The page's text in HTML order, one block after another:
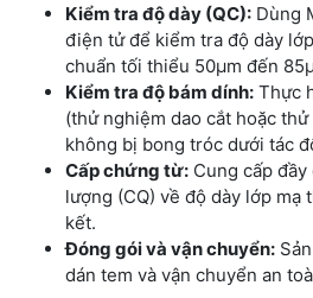
Kiểm tra độ dày (QC): Dùng
điện tử để kiểm tra độ dày
chuẩn tối thiểu 50μm đến
Kiểm tra độ bám dính: Thực
(thử nghiệm dao cắt hoặc
không bị bong tróc dưới tác
Cấp chứng từ: Cung cấp
lượng (CQ) về độ dày lớp mạ
kết.
Đóng gói và vận chuyển:
dán tem và vận chuyển an